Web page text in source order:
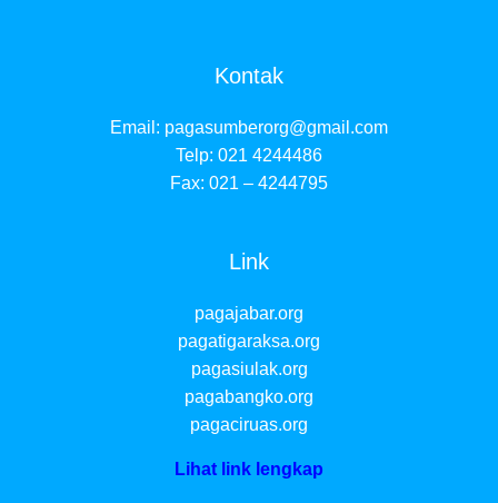
Kontak
Email: pagasumberorg@gmail.com
Telp: 021 4244486
Fax: 021 – 4244795
Link
pagajabar.org
pagatigaraksa.org
pagasiulak.org
pagabangko.org
pagaciruas.org
Lihat link lengkap